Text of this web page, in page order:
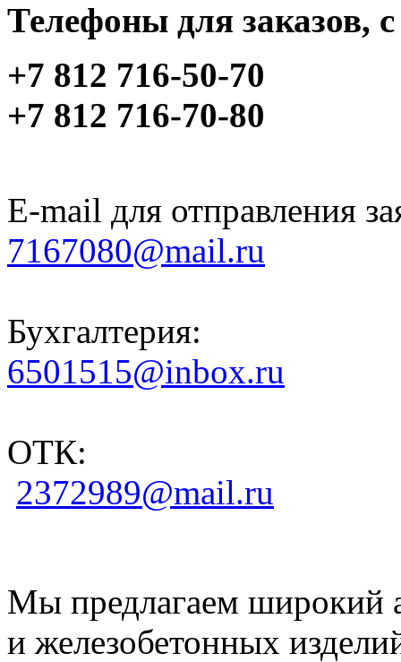
Телефоны для заказов,
+7 812 716-50-70
+7 812 716-70-80
E-mail для отправления
7167080@mail.ru
Бухгалтерия:
6501515@inbox.ru
ОТК:
2372989@mail.ru
Мы предлагаем широкий
и железобетонных